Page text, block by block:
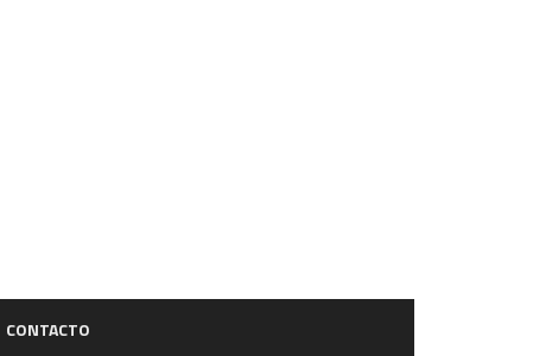
CONTACTO